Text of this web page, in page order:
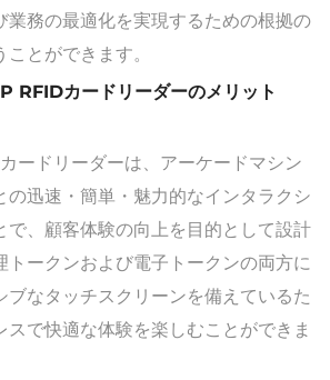
業務の最適化を実現するための根拠の
とができます。
RFIDカードリーダーのメリット
ードリーダーは、アーケードマシン
の迅速・簡単・魅力的なインタラクシ
で、顧客体験の向上を目的として設計
トークンおよび電子トークンの両方に
ブなタッチスクリーンを備えているた
スで快適な体験を楽しむことができま